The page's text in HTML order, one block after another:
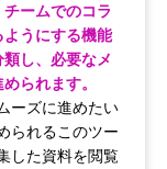
ームでのコラ
うにする機能
し、必要なメ
られます。
ーズに進めたい
られるこのツー
した資料を閲覧